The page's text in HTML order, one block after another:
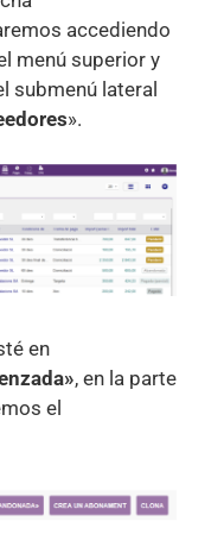
accediendo
menú superior y
submenú lateral
».
en
, en la parte
el